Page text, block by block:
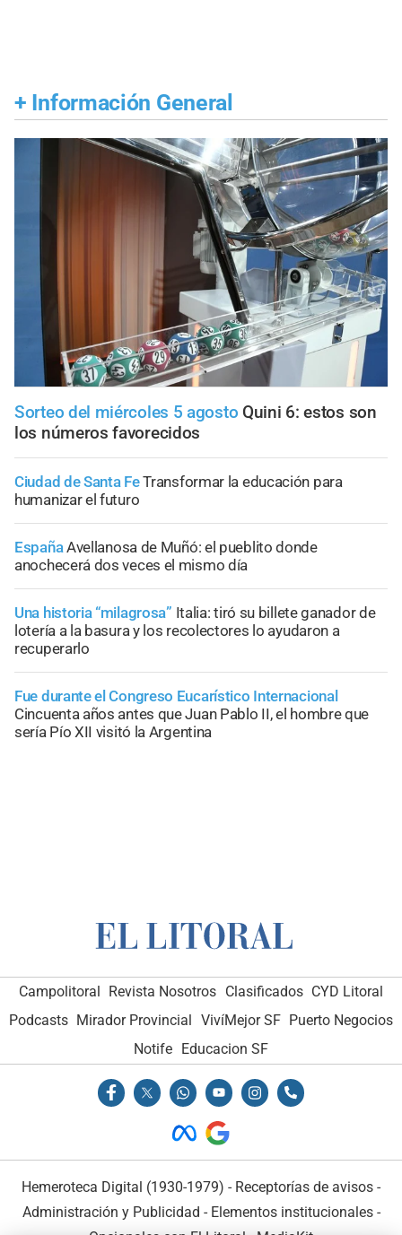
+ Información General
Sorteo del miércoles 5 agosto Quini 6: estos son
los números favorecidos
Ciudad de Santa FeTransformar la educación para
humanizar el futuro
EspañaAvellanosa de Muñó: el pueblito donde
anochecerá dos veces el mismo día
Una historia “milagrosa” Italia: tiró su billete ganador de
lotería a la basura y los recolectores lo ayudaron a
recuperarlo
Fue durante el Congreso Eucarístico Internacional
Cincuenta años antes que Juan Pablo II, el hombre que
sería Pío XII visitó la Argentina
Campolitoral Revista Nosotros Clasificados CYD Litoral
Podcasts Mirador Provincial VivíMejor SF Puerto Negocios
Notife
Educacion SF
Hemeroteca Digital (1930-1979) - Receptorías de avisos -
Administración y Publicidad - Elementos institucionales-